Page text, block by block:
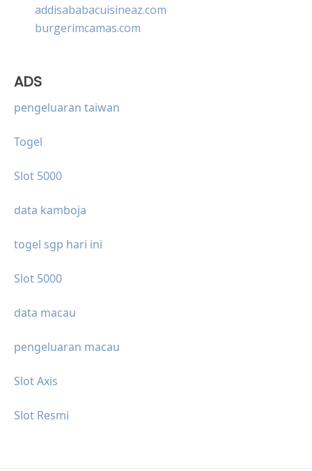
addisababacuisineaz.com
burgerimcamas.com
ADS
pengeluaran taiwan
Togel
Slot 5000
data kamboja
togel sgp hari ini
Slot 5000
data macau
pengeluaran macau
Slot Axis
Slot Resmi